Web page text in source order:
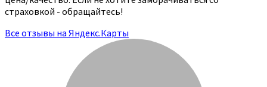
страховкой - обращайтесь!
Все отзывы на Яндекс.Карты